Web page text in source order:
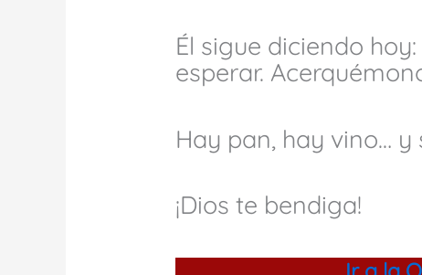
Él sigue diciendo
esperar.
Hay pan, hay vino…
¡Dios te bendiga!